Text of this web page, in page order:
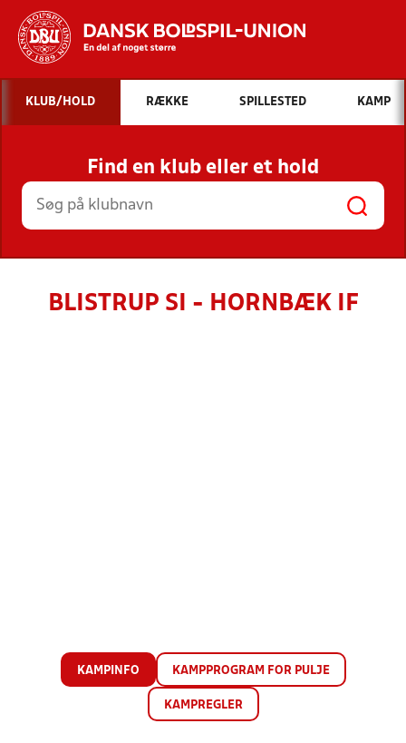
Hvad vil du søge efter?
INDHOLD OG NYHEDER
STILLINGER, RESULTATER, KLUBBER OG
HOLD
KLUB/HOLD RÆKKE SPILLESTED KAMP
Find en klub eller et hold
BLISTRUP SI - HORNBÆK IF
KAMPINFO KAMPPROGRAM FOR PULJE
KAMPREGLER